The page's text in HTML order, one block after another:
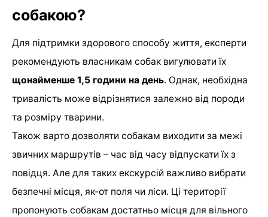
собакою?
Для підтримки здорового способу життя, експерти
рекомендують власникам собак вигулювати їх
щонайменше 1,5 години на день. Однак, необхідна
тривалість може відрізнятися залежно від породи
та розміру тварини.
Також варто дозволяти собакам виходити за межі
звичних маршрутів – час від часу відпускати їх з
повідця. Але для таких екскурсій важливо вибрати
безпечні місця, як-от поля чи ліси. Ці території
пропонують собакам достатньо місця для вільного